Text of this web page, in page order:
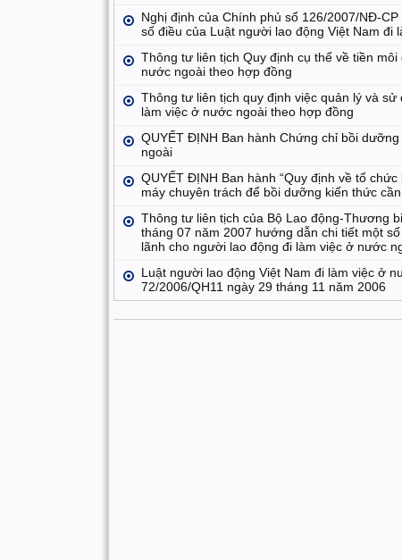
Nghị định của Chính phủ số 126/2007/NĐ-
số điều của Luật người lao động Việt Nam đi
Thông tư liên tịch Quy định cụ thể về tiền
nước ngoài theo hợp đồng
Thông tư liên tịch quy định việc quản lý và
làm việc ở nước ngoài theo hợp đồng
QUYẾT ĐỊNH Ban hành Chứng chỉ bồi
ngoài
QUYẾT ĐỊNH Ban hành “Quy định về tổ
máy chuyên trách để bồi dưỡng kiến thức
Thông tư liên tịch của Bộ Lao động-Thương
tháng 07 năm 2007 hướng dẫn chi tiết một
lãnh cho người lao động đi làm việc ở nước
Luật người lao động Việt Nam đi làm việc ở
72/2006/QH11 ngày 29 tháng 11 năm 2006